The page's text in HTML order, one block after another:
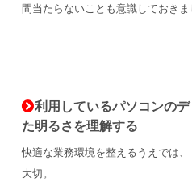
間当たらないことも意識しておきま
利用しているパソコンの
た明るさを理解する
快適な業務環境を整えるうえでは
大切。